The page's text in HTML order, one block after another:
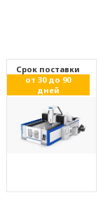
Cрок поставки
от 30 до 90
дней